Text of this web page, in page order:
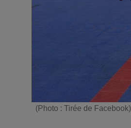
(Photo : Tirée de Facebook)